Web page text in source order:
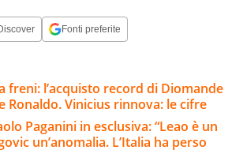
Fonti preferite
freni: l’acquisto record di Diomande
Ronaldo. Vinicius rinnova: le cifre
Paganini in esclusiva: “Leao è un
un’anomalia. L’Italia ha perso